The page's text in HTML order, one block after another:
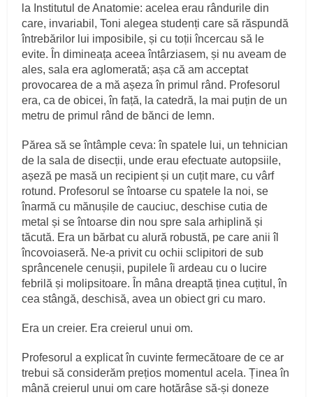
la Institutul de Anatomie: acelea erau rândurile din
care, invariabil, Toni alegea studenți care să răspundă
întrebărilor lui imposibile, și cu toții încercau să le
evite. În dimineața aceea întârziasem, și nu aveam de
ales, sala era aglomerată; așa că am acceptat
provocarea de a mă așeza în primul rând. Profesorul
era, ca de obicei, în față, la catedră, la mai puțin de un
metru de primul rând de bănci de lemn.
Părea să se întâmple ceva: în spatele lui, un tehnician
de la sala de disecții, unde erau efectuate autopsiile,
așeză pe masă un recipient și un cuțit mare, cu vârf
rotund. Profesorul se întoarse cu spatele la noi, se
înarmă cu mănușile de cauciuc, deschise cutia de
metal și se întoarse din nou spre sala arhiplină și
tăcută. Era un bărbat cu alură robustă, pe care anii îl
încovoiaseră. Ne‑a privit cu ochii sclipitori de sub
sprâncenele cenușii, pupilele îi ardeau cu o lucire
febrilă și molipsitoare. În mâna dreaptă ținea cuțitul, în
cea stângă, deschisă, avea un obiect gri cu maro.
Era un creier. Era creierul unui om.
Profesorul a explicat în cuvinte fermecătoare de ce ar
trebui să considerăm prețios momentul acela. Ținea în
mână creierul unui om care hotărâse să‑și doneze